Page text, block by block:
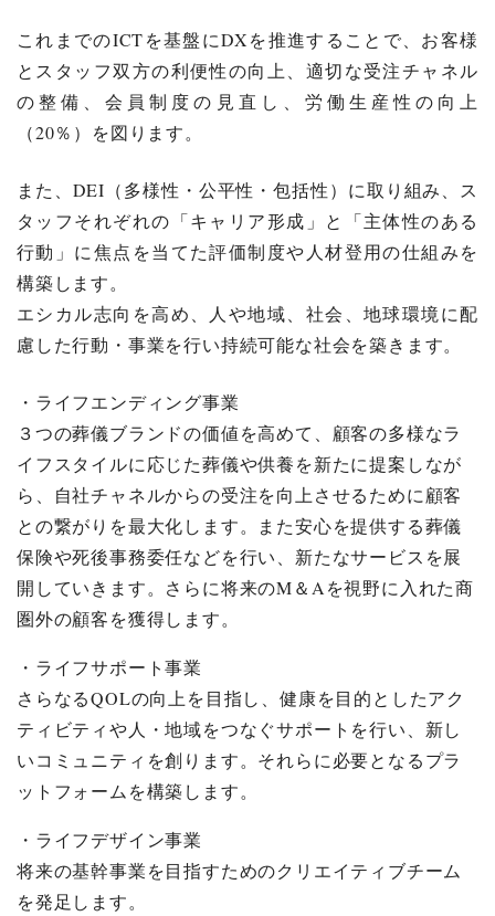
これまでのICTを基盤にDXを推進することで、お客様
とスタッフ双方の利便性の向上、適切な受注チャネル
の整備、会員制度の見直し、労働生産性の向上
（20％）を図ります。
また、DEI（多様性・公平性・包括性）に取り組み、ス
タッフそれぞれの「キャリア形成」と「主体性のある
行動」に焦点を当てた評価制度や人材登用の仕組みを
構築します。
エシカル志向を高め、人や地域、社会、地球環境に配
慮した行動・事業を行い持続可能な社会を築きます。
・ライフエンディング事業
３つの葬儀ブランドの価値を高めて、顧客の多様なラ
イフスタイルに応じた葬儀や供養を新たに提案しなが
ら、自社チャネルからの受注を向上させるために顧客
との繋がりを最大化します。また安心を提供する葬儀
保険や死後事務委任などを行い、新たなサービスを展
開していきます。さらに将来のM＆Aを視野に入れた商
圏外の顧客を獲得します。
・ライフサポート事業
さらなるQOLの向上を目指し、健康を目的としたアク
ティビティや人・地域をつなぐサポートを行い、新し
いコミュニティを創ります。それらに必要となるプラ
ットフォームを構築します。
・ライフデザイン事業
将来の基幹事業を目指すためのクリエイティブチーム
を発足します。